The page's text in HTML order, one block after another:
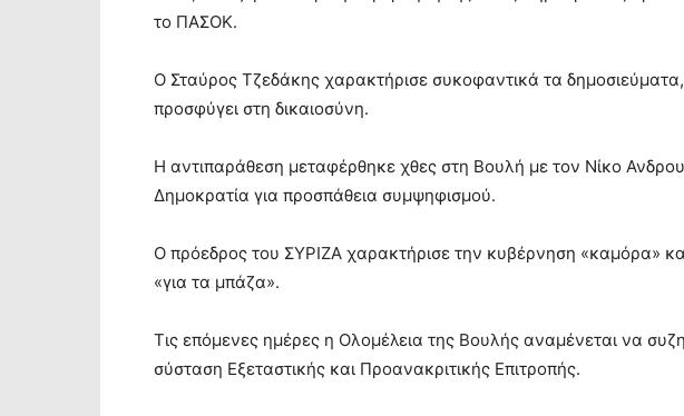
το ΠΑΣΟΚ.
Ο Σταύρος Τζεδάκης χαρακτήρισε συκοφαντικά τα
προσφύγει στη δικαιοσύνη.
Η αντιπαράθεση μεταφέρθηκε χθες στη Βουλή με τον Νίκο
Δημοκρατία για προσπάθεια συμψηφισμού.
Ο πρόεδρος του ΣΥΡΙΖΑ χαρακτήρισε την κυβέρνηση «καμόρα»
«για τα μπάζα».
Τις επόμενες ημέρες η Ολομέλεια της Βουλής αναμένεται να
σύσταση Εξεταστικής και Προανακριτικής Επιτροπής.